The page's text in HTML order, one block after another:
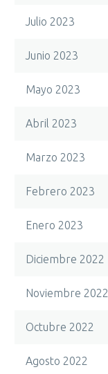
Julio 2023
Junio 2023
Mayo 2023
Abril 2023
Marzo 2023
Febrero 2023
Enero 2023
Diciembre 2022
Noviembre 2022
Octubre 2022
Agosto 2022